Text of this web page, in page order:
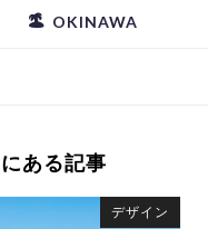
OKINAWA
ある記事
デザイン